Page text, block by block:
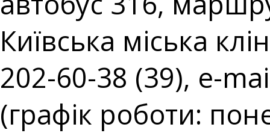
Київська міська
202-60-38 (39), e-
(графік роботи: